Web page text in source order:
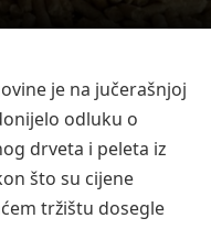
je na jučerašnjoj
odluku o
drveta i peleta iz
što su cijene
tržištu dosegle